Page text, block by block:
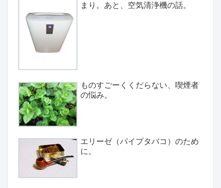
まり。あと、空気清浄機の話。
ものすごーくくだらない、喫煙者
の悩み。
エリーゼ（パイプタバコ）のため
に。